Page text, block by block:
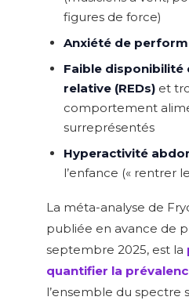
figures de force)
Anxiété de
Faible disponibilité
relative (REDs) et
comportement
surreprésentés
Hyperactivité
l’enfance (« rentrer
La méta-analyse de
publiée en avance de
septembre 2025, est la
quantifier la
l’ensemble du spectre